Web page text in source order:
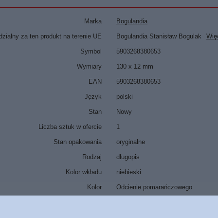
Marka Bogulandia
za ten produkt na terenie UE Bogulandia Stanisław Bogulak
Symbol 5903268380653
Wymiary 130 x 12 mm
EAN 5903268380653
Język polski
Stan Nowy
Liczba sztuk w ofercie 1
Stan opakowania oryginalne
Rodzaj długopis
Kolor wkładu niebieski
Kolor Odcienie pomarańczowego